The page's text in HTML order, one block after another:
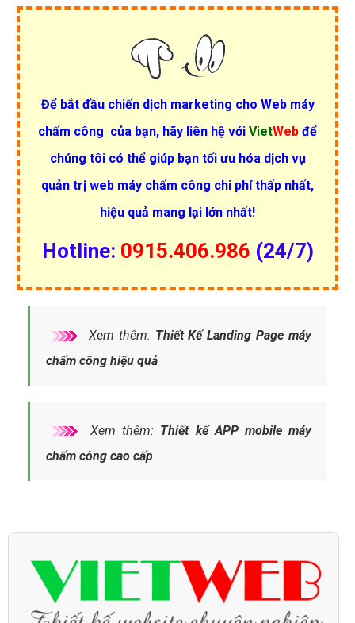
Để bắt đầu chiến dịch marketing cho Web máy
chấm công của bạn, hãy liên hệ với VietWeb để
chúng tôi có thể giúp bạn tối ưu hóa dịch vụ
quản trị web máy chấm công chi phí thấp nhất,
hiệu quả mang lại lớn nhất!
Hotline: 0915.406.986 (24/7)
Xem thêm: Thiết Kế Landing Page máy
chấm công hiệu quả
Xem thêm: Thiết kế APP mobile máy
chấm công cao cấp